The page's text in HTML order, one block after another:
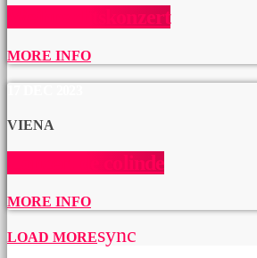
Weihnachtskonzert
MORE INFO
VIENA
Concert de colinde
MORE INFO
LOAD MOREsync